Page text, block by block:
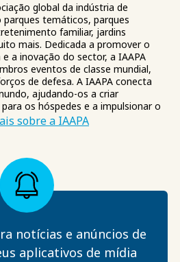
global da indústria de
temáticos, parques
familiar, jardins
mais. Dedicada a promover o
a inovação do sector, a IAAPA
eventos de classe mundial,
de defesa. A IAAPA conecta
ajudando-os a criar
os hóspedes e a impulsionar o
sobre a IAAPA
notícias e anúncios de
aplicativos de mídia